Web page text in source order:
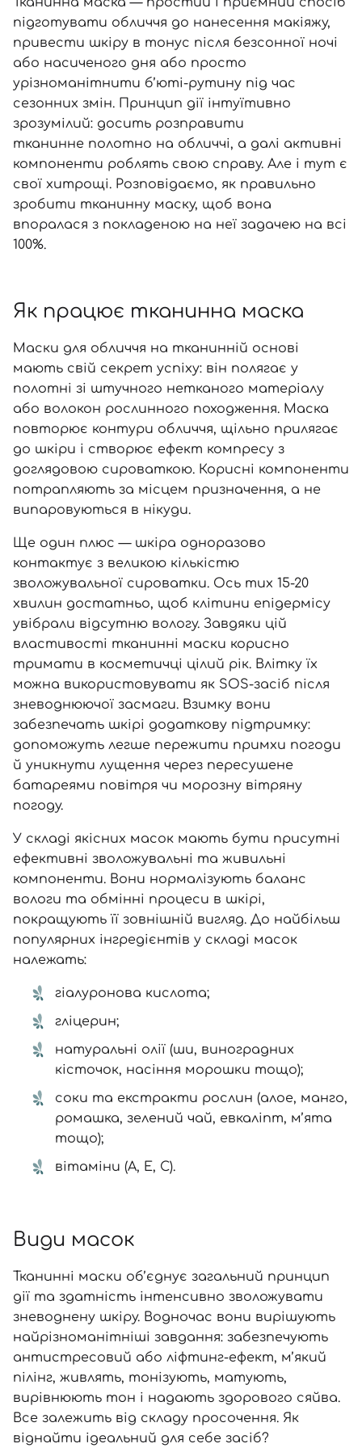
Креми для тіла з SPF
Мініатюри
Карбоксітерапія
Бʼюті гаджети
Автозасмага
Набори
Шия і декольте
Для чоловіків
Для дітей
Спеціальний догляд
Для дітей
Для чоловіків
Дезодоранти
Засоби для інтимної гігієни
Автозасмага для тіла
підготувати обличчя до нанесення макіяжу,
привести шкіру в тонус після безсонної ночі
або насиченого дня або просто
урізноманітнити б’юті-рутину під час
сезонних змін. Принцип дії інтуїтивно
зрозумілий: досить розправити
тканинне полотно на обличчі, а далі активні
компоненти роблять свою справу. Але і тут є
свої хитрощі. Розповідаємо, як правильно
зробити тканинну маску, щоб вона
впоралася з покладеною на неї задачею на всі
100%.
Як працює тканинна маска
Маски для обличчя на тканинній основі
мають свій секрет успіху: він полягає у
полотні зі штучного нетканого матеріалу
або волокон рослинного походження. Маска
повторює контури обличчя, щільно прилягає
до шкіри і створює ефект компресу з
доглядовою сироваткою. Корисні компоненти
потрапляють за місцем призначення, а не
випаровуються в нікуди.
Ще один плюс — шкіра одноразово
контактує з великою кількістю
зволожувальної сироватки. Ось тих 15-20
хвилин достатньо, щоб клітини епідермісу
увібрали відсутню вологу. Завдяки цій
властивості тканинні маски корисно
тримати в косметичці цілий рік. Влітку їх
можна використовувати як SOS-засіб після
зневоднюючої засмаги. Взимку вони
забезпечать шкірі додаткову підтримку:
допоможуть легше пережити примхи погоди
й уникнути лущення через пересушене
батареями повітря чи морозну вітряну
погоду.
У складі якісних масок мають бути присутні
ефективні зволожувальні та живильні
компоненти. Вони нормалізують баланс
вологи та обмінні процеси в шкірі,
покращують її зовнішній вигляд. До найбільш
популярних інгредієнтів у складі масок
належать:
гіалуронова кислота;
гліцерин;
натуральні олії (ши, виноградних
кісточок, насіння морошки тощо);
соки та екстракти рослин (алое, манго,
ромашка, зелений чай, евкаліпт, м’ята
тощо);
вітаміни (А, Е, С).
Види масок
Тканинні маски об’єднує загальний принцип
дії та здатність інтенсивно зволожувати
зневоднену шкіру. Водночас вони вирішують
найрізноманітніші завдання: забезпечують
антистресовий або ліфтинг-ефект, м’який
пілінг, живлять, тонізують, матують,
вирівнюють тон і надають здорового сяйва.
Все залежить від складу просочення. Як
віднайти ідеальний для себе засіб?